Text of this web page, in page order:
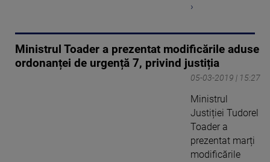
›
Ministrul Toader a prezentat modificările aduse
ordonanței de urgență 7, privind justiția
05-03-2019 | 15:27
Ministrul
Justiției Tudorel
Toader a
prezentat marți
modificările